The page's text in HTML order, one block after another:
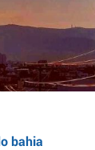
bahia